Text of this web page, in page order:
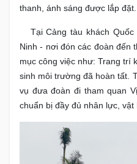
thanh, ánh sáng được lắp đặt.
Tại Cảng tàu khách Quốc
Ninh - nơi đón các đoàn đến
mục công việc như: Trang trí
sinh môi trường đã hoàn tất.
vụ đưa đoàn đi tham quan
chuẩn bị đầy đủ nhân lực, vật